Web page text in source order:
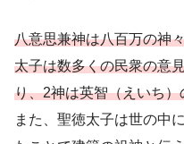
八意思兼神は八百万の神
太子は数多くの民衆の意
り、2神は英智（えいち
また、聖徳太子は世の中